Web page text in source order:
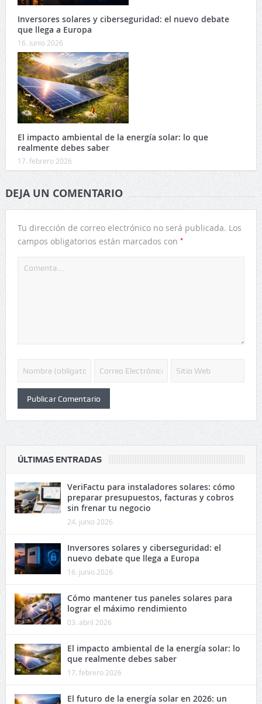
Inversores solares y ciberseguridad: el nuevo debate
que llega a Europa
16. junio 2026
El impacto ambiental de la energía solar: lo que
realmente debes saber
17. febrero 2026
DEJA UN COMENTARIO
Tu dirección de correo electrónico no será publicada. Los
campos obligatorios están marcados con *
ÚLTIMAS ENTRADAS
VeriFactu para instaladores solares: cómo
preparar presupuestos, facturas y cobros
sin frenar tu negocio
24. junio 2026
Inversores solares y ciberseguridad: el
nuevo debate que llega a Europa
16. junio 2026
Cómo mantener tus paneles solares para
lograr el máximo rendimiento
03. abril 2026
El impacto ambiental de la energía solar: lo
que realmente debes saber
17. febrero 2026
El futuro de la energía solar en 2026: un